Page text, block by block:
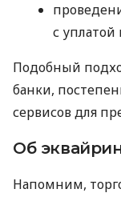
с уплатой
Подобный
банки,
сервисов для
Об
Напомним,